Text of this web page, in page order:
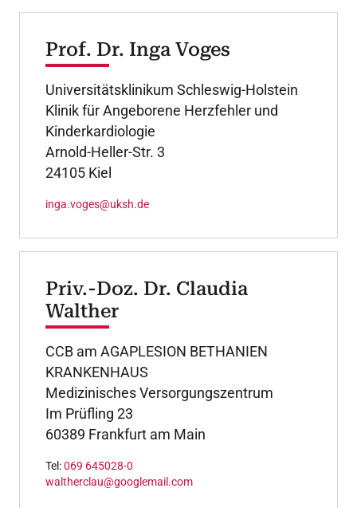
Prof. Dr. Inga Voges
Universitätsklinikum Schleswig-Holstein
Klinik für Angeborene Herzfehler und
Kinderkardiologie
Arnold-Heller-Str. 3
24105 Kiel
inga.voges@uksh.de
Priv.-Doz. Dr. Claudia
Walther
CCB am AGAPLESION BETHANIEN
KRANKENHAUS
Medizinisches Versorgungszentrum
Im Prüfling 23
60389 Frankfurt am Main
Tel:069 645028-0
waltherclau@googlemail.com